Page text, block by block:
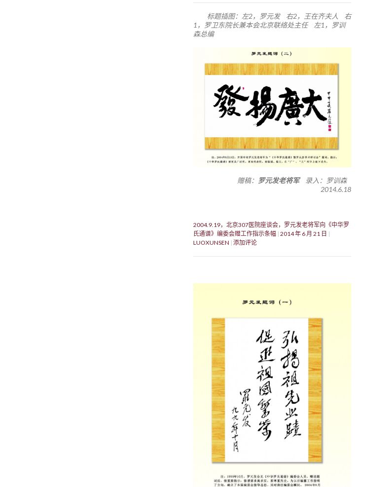
标题插图：左2，罗元发 右2，王在齐夫人 右
1，罗卫东院长兼本会北京联络处主任 左1，罗训
森总编
赠稿： 罗元发老将军录入：罗训森
2014.6.18
2004.9.19，北京307医院座谈会，罗元发老将军向《中华罗
氏通谱》编委会赠工作指示条幅 2014 年 6 月 21 日
LUOXUNSEN 添加评论